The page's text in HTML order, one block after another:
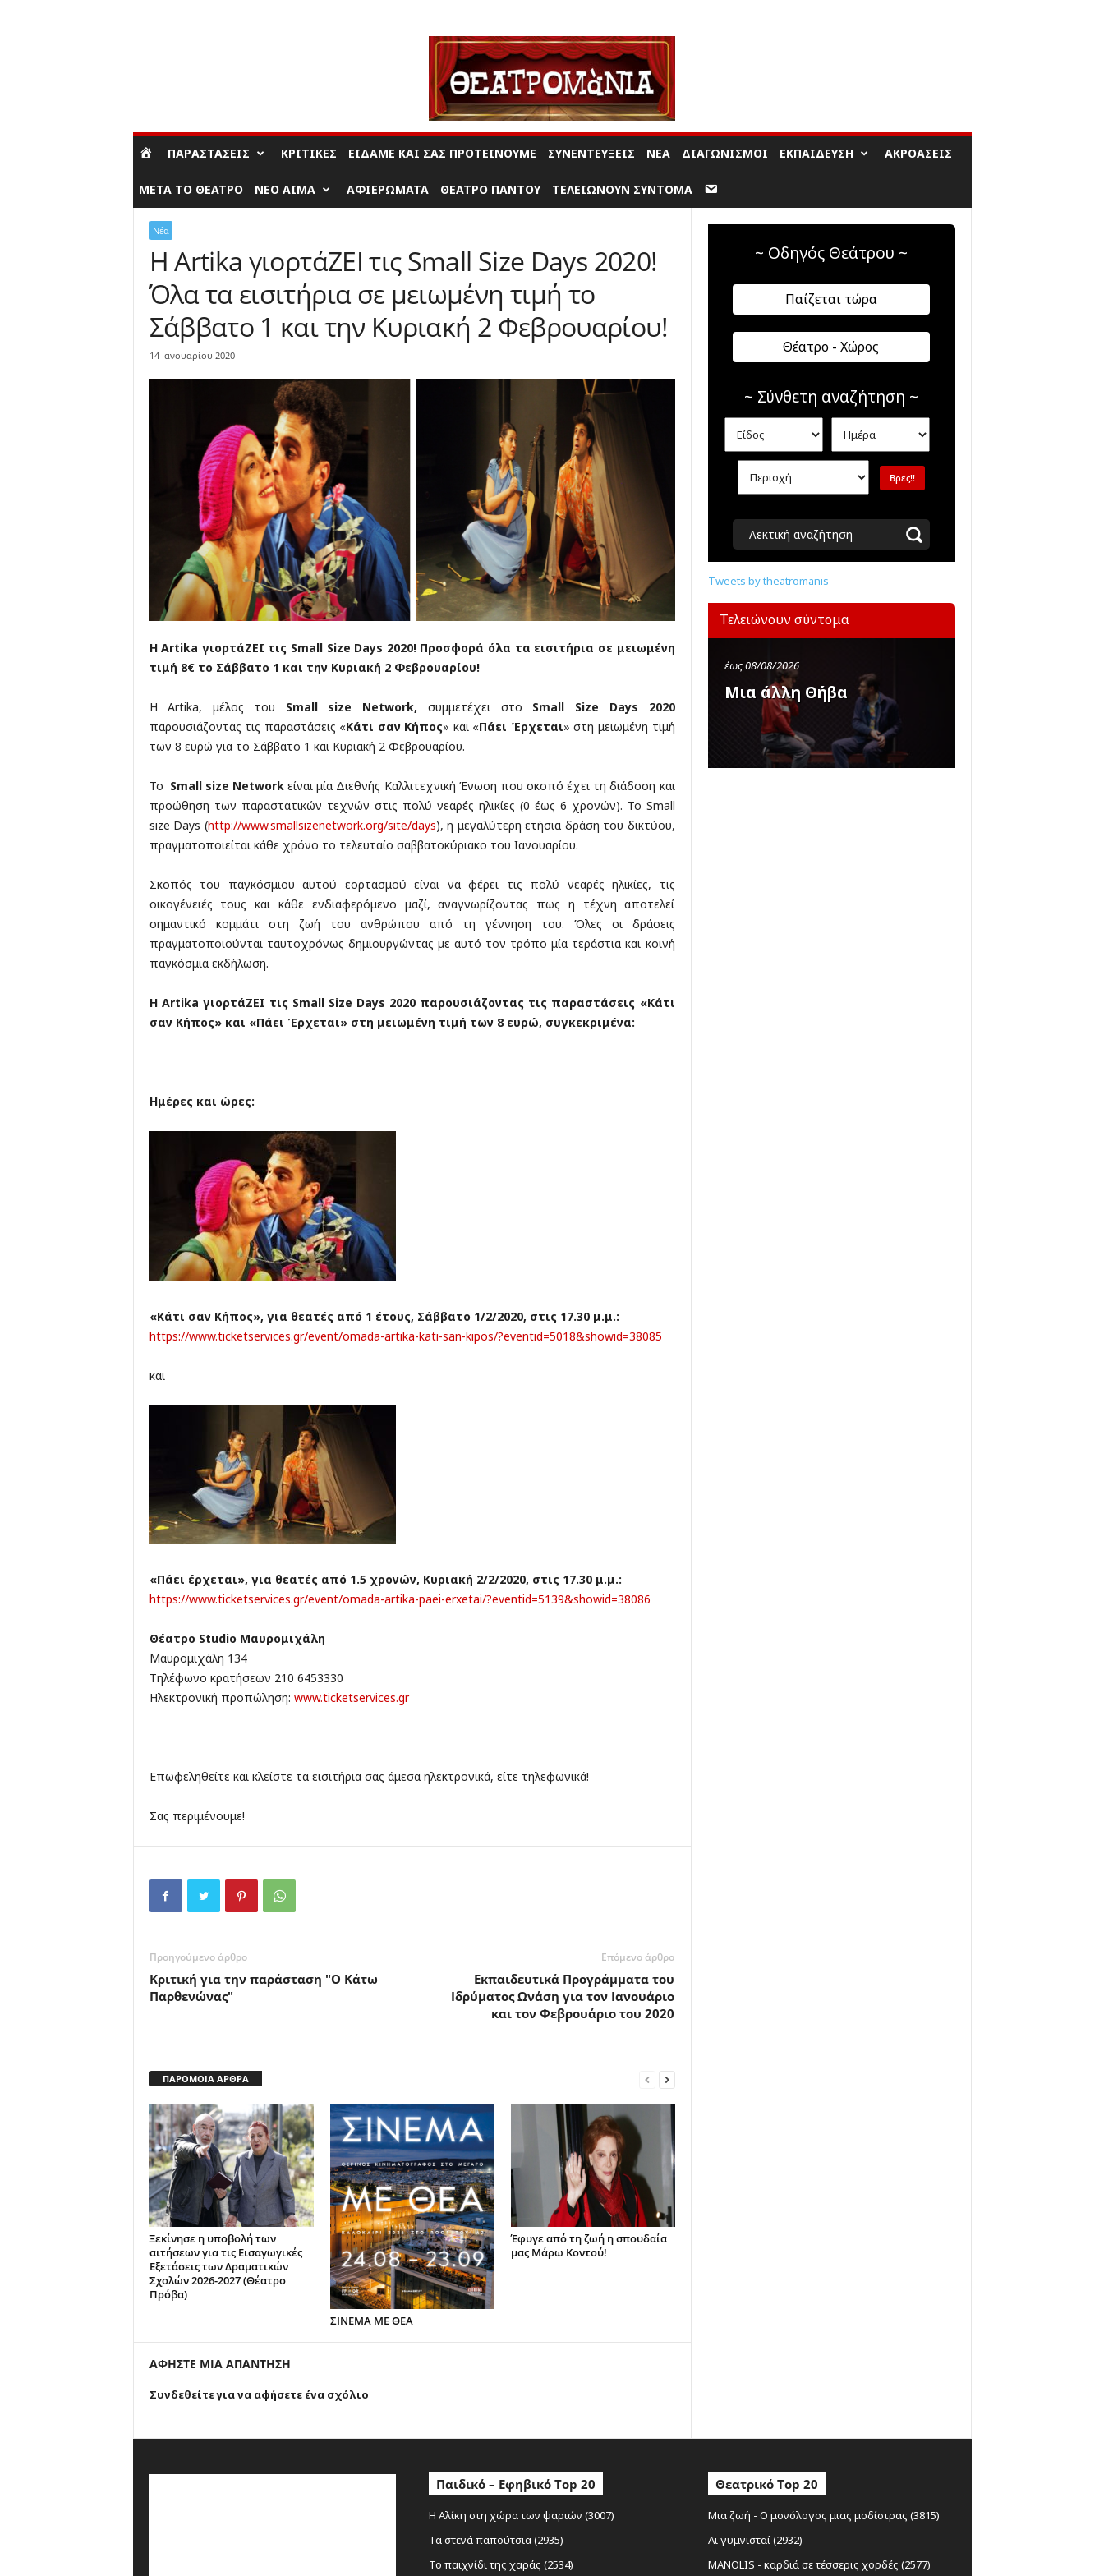
τ
ο
ί
ΠΑΡΑΣΤΆΣΕΙΣ ΚΡΙΤΙΚΈΣ ΕΊΔΑΜΕ ΚΑΙ ΣΑΣ ΠΡΟΤΕΊΝΟΥΜΕ ΣΥΝΕΝΤΕΎΞΕΙΣ ΝΈΑ ΔΙΑΓΩΝΙΣΜΟΊ ΕΚΠΑΊΔΕΥΣΗ ΑΚΡΟΆΣΕΙΣ
ΜΕΤΆ ΤΟ ΘΈΑΤΡΟ ΝΈΟ ΑΊΜΑ ΑΦΙΕΡΏΜΑΤΑ ΘΈΑΤΡΟ ΠΑΝΤΟΎ ΤΕΛΕΙΏΝΟΥΝ ΣΎΝΤΟΜΑ
Νέα
Η Artika γιορτάΖΕΙ τις Small Size Days 2020!
Όλα τα εισιτήρια σε μειωμένη τιμή το
Σάββατο 1 και την Κυριακή 2 Φεβρουαρίου!
14 Ιανουαρίου 2020
ΗArtika γιορτάΖΕΙ τις Small Size Days 2020! Προσφορά όλα τα εισιτήρια σε μειωμένη
τιμή 8€ το Σάββατο 1 και την Κυριακή 2 Φεβρουαρίου!
Η Artika, μέλος του Small size Network, συμμετέχει στο Small Size Days 2020
παρουσιάζοντας τις παραστάσεις «Κάτι σαν Κήπος» και «Πάει Έρχεται» στη μειωμένη τιμή
των 8 ευρώ για το Σάββατο 1 και Κυριακή 2 Φεβρουαρίου.
Το Small size Network είναι μία Διεθνής Καλλιτεχνική Ένωση που σκοπό έχει τη διάδοση και
προώθηση των παραστατικών τεχνών στις πολύ νεαρές ηλικίες (0 έως 6 χρονών). Το Small
size Days (http://www.smallsizenetwork.org/site/days), η μεγαλύτερη ετήσια δράση του δικτύου,
πραγματοποιείται κάθε χρόνο το τελευταίο σαββατοκύριακο του Ιανουαρίου.
Σκοπός του παγκόσμιου αυτού εορτασμού είναι να φέρει τις πολύ νεαρές ηλικίες, τις
οικογένειές τους και κάθε ενδιαφερόμενο μαζί, αναγνωρίζοντας πως η τέχνη αποτελεί
σημαντικό κομμάτι στη ζωή του ανθρώπου από τη γέννηση του. Όλες οι δράσεις
πραγματοποιούνται ταυτοχρόνως δημιουργώντας με αυτό τον τρόπο μία τεράστια και κοινή
παγκόσμια εκδήλωση.
Η Artika γιορτάΖΕΙ τις Small Size Days 2020 παρουσιάζοντας τις παραστάσεις «Κάτι
σαν Κήπος» και «Πάει Έρχεται» στη μειωμένη τιμή των 8 ευρώ, συγκεκριμένα:
Ημέρες και ώρες:
«Κάτι σαν Κήπος», για θεατές από 1 έτους, Σάββατο 1/2/2020, στις 17.30 μ.μ.:
https://www.ticketservices.gr/event/omada-artika-kati-san-kipos/?eventid=5018&showid=38085
και
«Πάει έρχεται», για θεατές από 1.5 χρονών, Κυριακή 2/2/2020, στις 17.30 μ.μ.:
https://www.ticketservices.gr/event/omada-artika-paei-erxetai/?eventid=5139&showid=38086
Θέατρο StudioΜαυρομιχάλη
Μαυρομιχάλη 134
Τηλέφωνο κρατήσεων 210 6453330
Ηλεκτρονική προπώληση: www.ticketservices.gr
Επωφεληθείτε και κλείστε τα εισιτήρια σας άμεσα ηλεκτρονικά, είτε τηλεφωνικά!
Σας περιμένουμε!
Προηγούμενο άρθρο
Κριτική για την παράσταση "Ο Κάτω
Παρθενώνας"
Επόμενο άρθρο
Εκπαιδευτικά Προγράμματα του
Ιδρύματος Ωνάση για τον Ιανουάριο
και τον Φεβρουάριο του 2020
ΠΑΡΟΜΟΙΑ ΑΡΘΡΑ
Ξεκίνησε η υποβολή των
αιτήσεων για τις Εισαγωγικές
Εξετάσεις των Δραματικών
Σχολών 2026-2027 (Θέατρο
Πρόβα)
ΣΙΝΕΜΑ ΜΕ ΘΕΑ
Έφυγε από τη ζωή η σπουδαία
μας Μάρω Κοντού!
ΑΦΗΣΤΕ ΜΙΑ ΑΠΑΝΤΗΣΗ
Συνδεθείτε για να αφήσετε ένα σχόλιο
~ Οδηγός Θεάτρου ~
Παίζεται τώρα
Θέατρο - Χώρος
~ Σύνθετη αναζήτηση ~
Λεκτική αναζήτηση
Tweets by theatromanis
Τελειώνουν σύντομα
έως 08/08/2026
Μια άλλη Θήβα
Παιδικό – Εφηβικό Top 20
Η Αλίκη στη χώρα των ψαριών (3007)
Τα στενά παπούτσια (2935)
Το παιχνίδι της χαράς (2534)
Θεατρικό Top 20
Μια ζωή - Ο μονόλογος μιας μοδίστρας (3815)
Αι γυμνισταί (2932)
MANOLIS - καρδιά σε τέσσερις χορδές (2577)